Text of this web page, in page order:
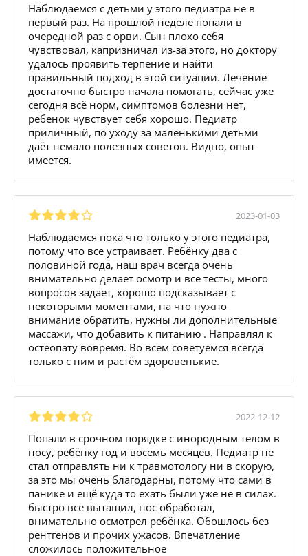
Наблюдаемся с детьми у этого педиатра не в
первый раз. На прошлой неделе попали в
очередной раз с орви. Сын плохо себя
чувствовал, капризничал из-за этого, но доктору
удалось проявить терпение и найти
правильный подход в этой ситуации. Лечение
достаточно быстро начала помогать, сейчас уже
сегодня всё норм, симптомов болезни нет,
ребенок чувствует себя хорошо. Педиатр
приличный, по уходу за маленькими детьми
даёт немало полезных советов. Видно, опыт
имеется.
2023-01-03
Наблюдаемся пока что только у этого педиатра,
потому что все устраивает. Ребёнку два с
половиной года, наш врач всегда очень
внимательно делает осмотр и все тесты, много
вопросов задает, хорошо подсказывает с
некоторыми моментами, на что нужно
внимание обратить, нужны ли дополнительные
массажи, что добавить к питанию . Направлял к
остеопату вовремя. Во всем советуемся всегда
только с ним и растём здоровенькие.
2022-12-12
Попали в срочном порядке с инородным телом в
носу, ребёнку год и восемь месяцев. Педиатр не
стал отправлять ни к травмотологу ни в скорую,
за это мы очень благодарны, потому что сами в
панике и ещё куда то ехать были уже не в силах.
быстро всё вытащил, нос обработал,
внимательно осмотрел ребёнка. Обошлось без
рентгенов и прочих ужасов. Впечатление
сложилось положительное